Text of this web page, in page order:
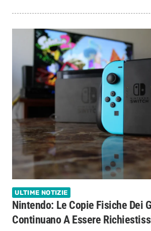
ULTIME NOTIZIE
Nintendo: Le Copie Fisiche Dei
Continuano A Essere